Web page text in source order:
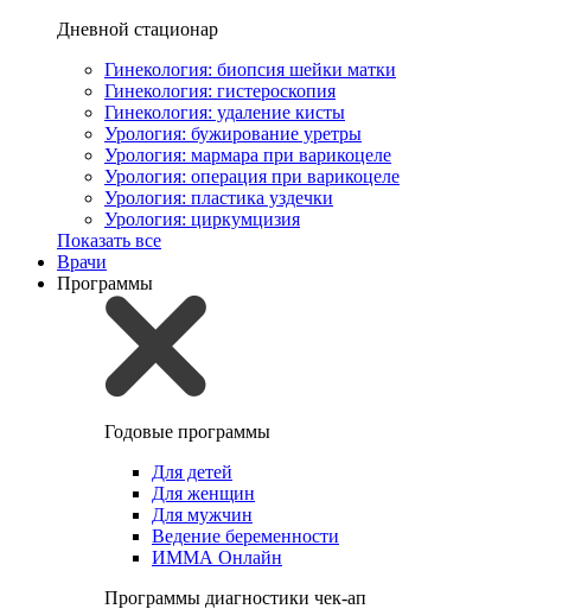
Дневной стационар
Гинекология: биопсия шейки матки
Гинекология: гистероскопия
Гинекология: удаление кисты
Урология: бужирование уретры
Урология: мармара при варикоцеле
Урология: операция при варикоцеле
Урология: пластика уздечки
Урология: циркумцизия
Показать все
Врачи
Программы
Годовые программы
Для детей
Для женщин
Для мужчин
Ведение беременности
ИММА Онлайн
Программы диагностики чек-ап